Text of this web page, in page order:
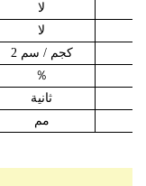
لا
لا
كجم / سم 2
％
ثانية
مم